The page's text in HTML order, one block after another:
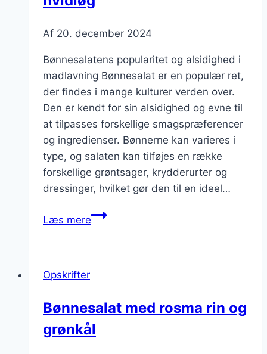
Af 20. december 2024
Bønnesalatens popularitet og alsidighed i
madlavning Bønnesalat er en populær ret,
der findes i mange kulturer verden over.
Den er kendt for sin alsidighed og evne til
at tilpasses forskellige smagspræferencer
og ingredienser. Bønnerne kan varieres i
type, og salaten kan tilføjes en række
forskellige grøntsager, krydderurter og
dressinger, hvilket gør den til en ideel…
Læs mereBønnesalat
Opskrifter
Bønnesalat med rosma rin og
grønkål